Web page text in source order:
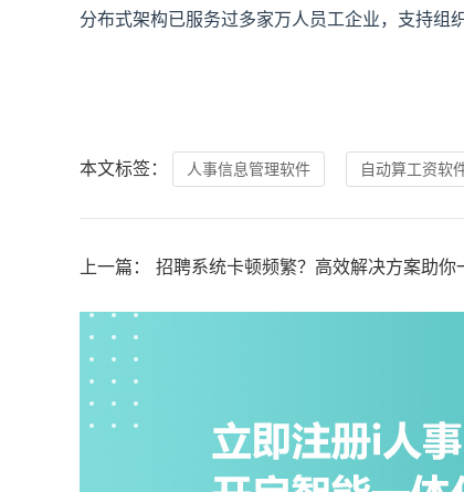
分布式架构已服务过多家万人员工企业，支持组
本文标签： 人事信息管理软件 自动算工资软
上一篇： 招聘系统卡顿频繁？高效解决方案助你一键提升招聘